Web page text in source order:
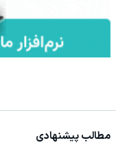
مطالب پیشنهادی